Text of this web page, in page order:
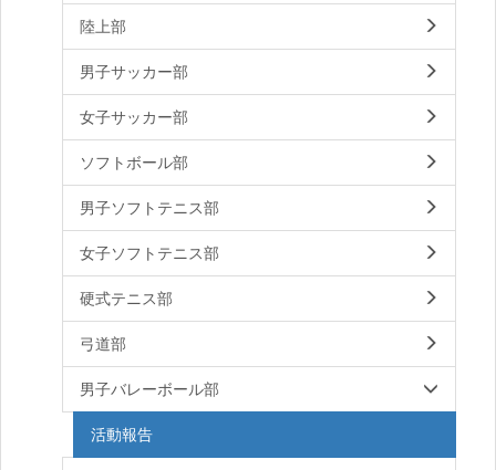
陸上部
男子サッカー部
女子サッカー部
ソフトボール部
男子ソフトテニス部
女子ソフトテニス部
硬式テニス部
弓道部
男子バレーボール部
活動報告